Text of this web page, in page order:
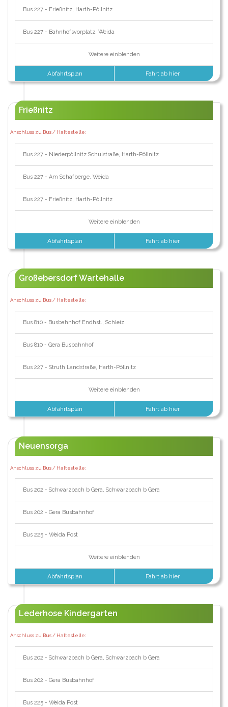
Bus 227 - Frießnitz, Harth-Pöllnitz
Bus 227 - Bahnhofsvorplatz, Weida
Weitere einblenden
Abfahrtsplan Fahrt ab hier
Frießnitz
Anschluss zu Bus / Haltestelle:
Bus 227 - Niederpöllnitz Schulstraße, Harth-Pöllnitz
Bus 227 - Am Schafberge, Weida
Bus 227 - Frießnitz, Harth-Pöllnitz
Weitere einblenden
Abfahrtsplan Fahrt ab hier
Großebersdorf Wartehalle
Anschluss zu Bus / Haltestelle:
Bus 810 - Busbahnhof Endhst., Schleiz
Bus 810 - Gera Busbahnhof
Bus 227 - Struth Landstraße, Harth-Pöllnitz
Weitere einblenden
Abfahrtsplan Fahrt ab hier
Neuensorga
Anschluss zu Bus / Haltestelle:
Bus 202 - Schwarzbach b Gera, Schwarzbach b Gera
Bus 202 - Gera Busbahnhof
Bus 225 - Weida Post
Weitere einblenden
Abfahrtsplan Fahrt ab hier
Lederhose Kindergarten
Anschluss zu Bus / Haltestelle:
Bus 202 - Schwarzbach b Gera, Schwarzbach b Gera
Bus 202 - Gera Busbahnhof
Bus 225 - Weida Post